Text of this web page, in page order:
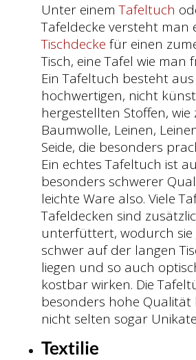
Unter einemTafeltuch
Tafeldecke versteht man
Tischdecke für einen
Tisch, eine Tafel wie man
Ein Tafeltuch besteht aus
hochwertigen, nicht
hergestellten Stoffen, wie
Baumwolle, Leinen,
Seide, die besonders
Ein echtes Tafeltuch ist
besonders schwerer
leichte Ware also. Viele
Tafeldecken sind
unterfüttert, wodurch
schwer auf der langen
liegen und so auch
kostbar wirken. Die
besonders hohe Qualität
nicht selten sogar
Textilie